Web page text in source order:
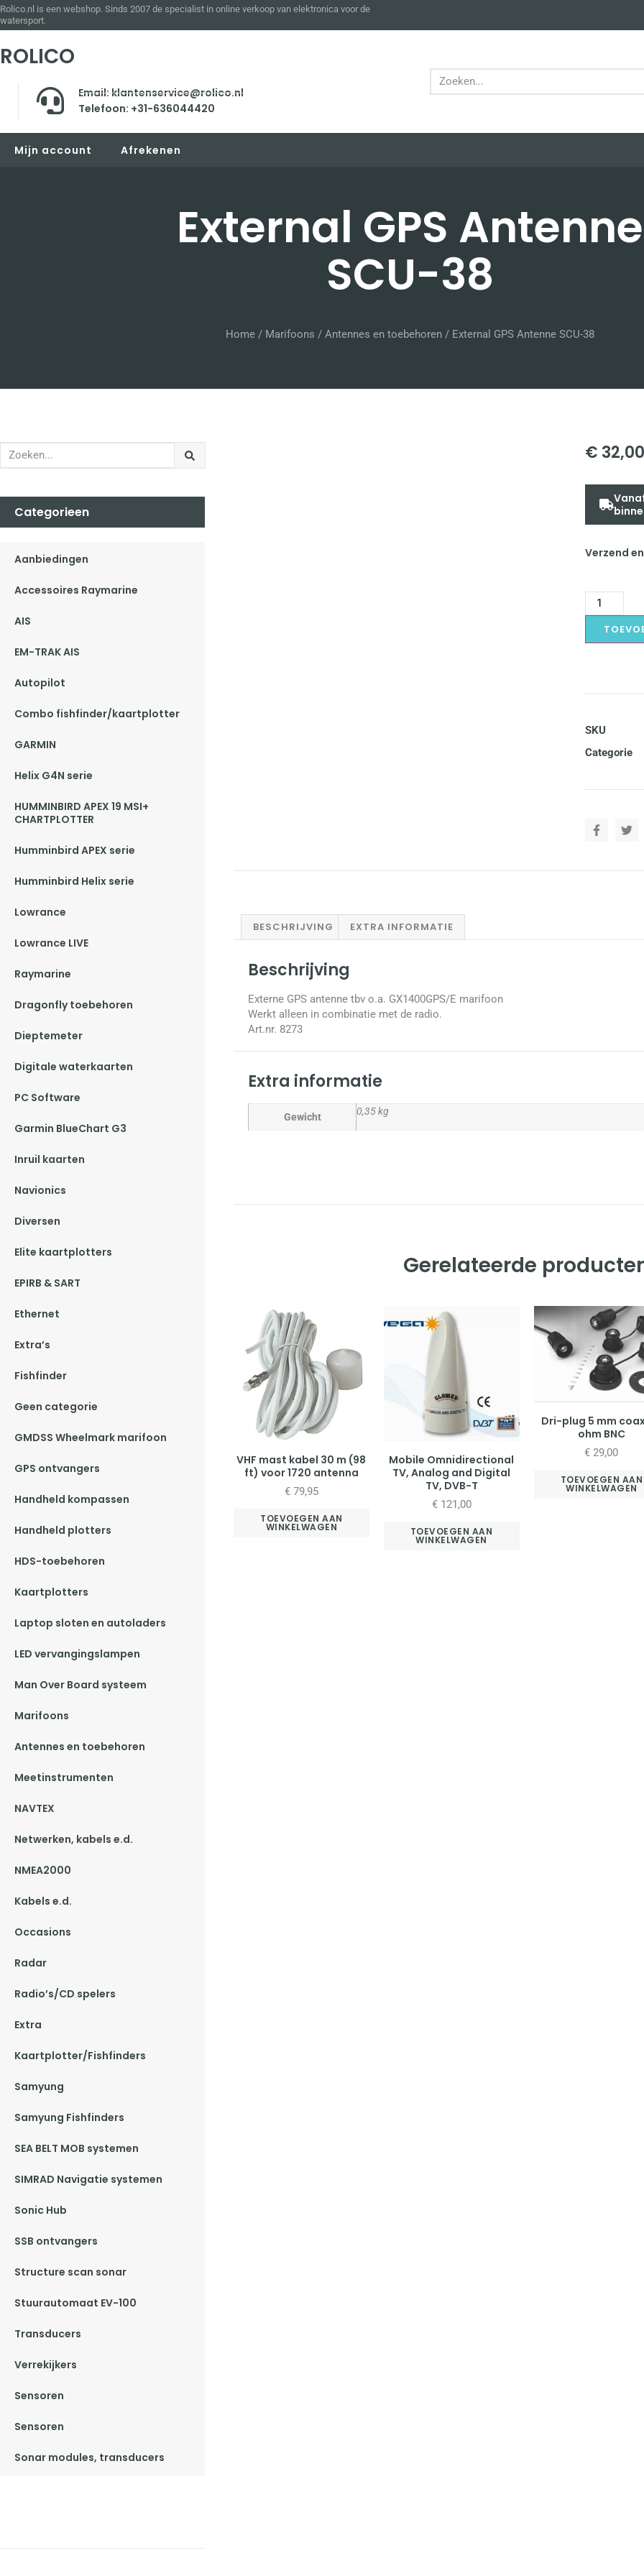
Rolico.nl is een webshop. Sinds 2007 de specialist in online verkoop van elektronica voor de
watersport.
ROLICO
Email: klantenservice@rolico.nl
Telefoon: +31-636044420
Mijn account Afrekenen
External GPS Antenne
SCU-38
Home/ Marifoons / Antennes en toebehoren/ External GPS Antenne SCU-38
Categorieen
Aanbiedingen
Accessoires Raymarine
AIS
EM-TRAK AIS
Autopilot
Combo fishfinder/kaartplotter
GARMIN
Helix G4N serie
HUMMINBIRD APEX 19 MSI+
CHARTPLOTTER
Humminbird APEX serie
Humminbird Helix serie
Lowrance
Lowrance LIVE
Raymarine
Dragonfly toebehoren
Dieptemeter
Digitale waterkaarten
PC Software
Garmin BlueChart G3
Inruil kaarten
Navionics
Diversen
Elite kaartplotters
EPIRB & SART
Ethernet
Extra’s
Fishfinder
Geen categorie
GMDSS Wheelmark marifoon
GPS ontvangers
Handheld kompassen
Handheld plotters
HDS-toebehoren
Kaartplotters
Laptop sloten en autoladers
LED vervangingslampen
Man Over Board systeem
Marifoons
Antennes en toebehoren
Meetinstrumenten
NAVTEX
Netwerken, kabels e.d.
NMEA2000
Kabels e.d.
Occasions
Radar
Radio’s/CD spelers
Extra
Kaartplotter/Fishfinders
Samyung
Samyung Fishfinders
SEA BELT MOB systemen
SIMRAD Navigatie systemen
Sonic Hub
SSB ontvangers
Structure scan sonar
Stuurautomaat EV-100
Transducers
Verrekijkers
Sensoren
Sensoren
Sonar modules, transducers
€ 32,00
Verzend
SKU
Categorie
BESCHRIJVING EXTRA INFORMATIE
Beschrijving
Externe GPS antenne tbv o.a. GX1400GPS/E marifoon
Werkt alleen in combinatie met de radio.
Art.nr. 8273
Extra informatie
Gewicht 0,35 kg
Gerelateerde
VHF mast kabel 30 m (98
ft) voor 1720 antenna
€79,95
TOEVOEGEN AAN
WINKELWAGEN
Mobile Omnidirectional
TV, Analog and Digital
TV, DVB-T
€121,00
TOEVOEGEN AAN
WINKELWAGEN
Dri-plug 5 mm
ohm BNC
€ 29,00
TOEVOEGEN AAN
WINKELWAGEN